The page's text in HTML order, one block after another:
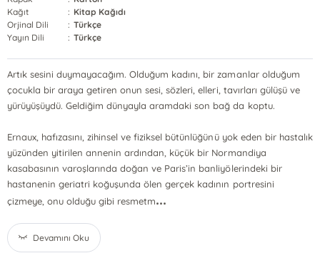
Kağıt
: Kitap Kağıdı
Orjinal Dili
: Türkçe
Yayın Dili
: Türkçe
Artık sesini duymayacağım. Olduğum kadını, bir zamanlar olduğum
çocukla bir araya getiren onun sesi, sözleri, elleri, tavırları gülüşü ve
yürüyüşüydü. Geldiğim dünyayla aramdaki son bağ da koptu.
Ernaux, hafızasını, zihinsel ve fiziksel bütünlüğünü yok eden bir hastalık
yüzünden yitirilen annenin ardından, küçük bir Normandiya
kasabasının varoşlarında doğan ve Paris’in banliyölerindeki bir
hastanenin geriatri koğuşunda ölen gerçek kadının portresini
çizmeye, onu olduğu gibi resmetm...
Devamını Oku